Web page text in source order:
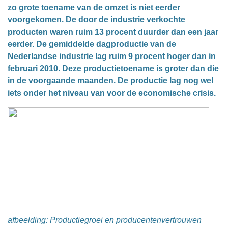
zo grote toename van de omzet is niet eerder
voorgekomen. De door de industrie verkochte
producten waren ruim 13 procent duurder dan een jaar
eerder. De gemiddelde dagproductie van de
Nederlandse industrie lag ruim 9 procent hoger dan in
februari 2010. Deze productietoename is groter dan die
in de voorgaande maanden. De productie lag nog wel
iets onder het niveau van voor de economische crisis.
afbeelding: Productiegroei en producentenvertrouwen